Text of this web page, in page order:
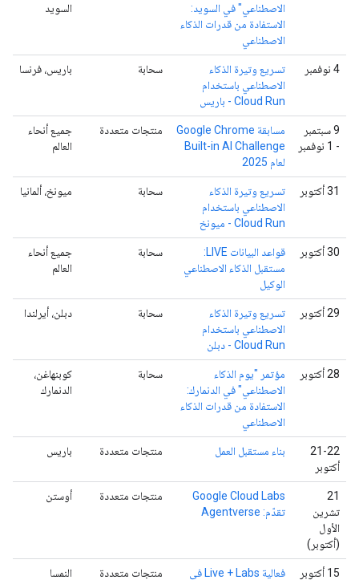
الاصطناعي" في السويد:
الاستفادة من قدرات الذكاء
الاصطناعي
السويد
‫4 نوفمبر
تسريع وتيرة الذكاء
الاصطناعي باستخدام
Cloud Run - باريس
سحابة باريس، فرنسا
‫9 سبتمبر
- 1 نوفمبر
مسابقة Google Chrome
Built-in AI Challenge
لعام 2025
منتجات متعددة
جميع أنحاء
العالم
‫31 أكتوبر
تسريع وتيرة الذكاء
الاصطناعي باستخدام
Cloud Run - ميونخ
سحابة ميونخ، ألمانيا
‫30 أكتوبر
قواعد البيانات LIVE:
مستقبل الذكاء الاصطناعي
الوكيل
سحابة
جميع أنحاء
العالم
‫29 أكتوبر
تسريع وتيرة الذكاء
الاصطناعي باستخدام
Cloud Run - دبلن
سحابة دبلن، أيرلندا
‫28 أكتوبر
مؤتمر "يوم الذكاء
الاصطناعي" في الدنمارك:
الاستفادة من قدرات الذكاء
الاصطناعي
سحابة
كوبنهاغن،
الدنمارك
‫21-22
أكتوبر
بناء مستقبل العمل منتجات متعددة باريس
21
تشرين
الأول
(أكتوبر)
‫Google Cloud Labs
تقدّم: Agentverse
منتجات متعددة أوستن
‫15 أكتوبر
فعالية Live + Labs في
منتجات متعددة النمسا